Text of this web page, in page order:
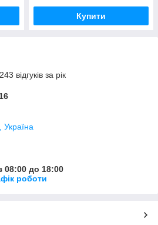
Купити
відгуків за рік
08:00 до 18:00
роботи